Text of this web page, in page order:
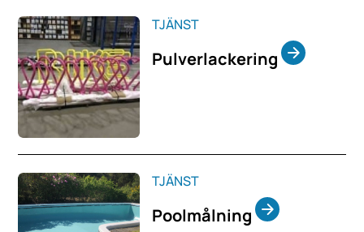
TJÄNST
Pulverlackering
TJÄNST
Poolmålning